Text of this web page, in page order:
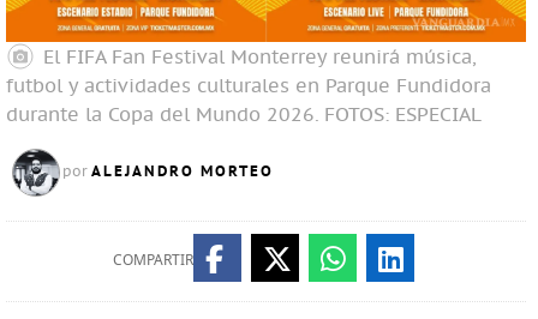
El FIFA Fan Festival Monterrey reunirá música,
futbol y actividades culturales en Parque Fundidora
durante la Copa del Mundo 2026. FOTOS: ESPECIAL
por ALEJANDRO MORTEO
COMPARTIR